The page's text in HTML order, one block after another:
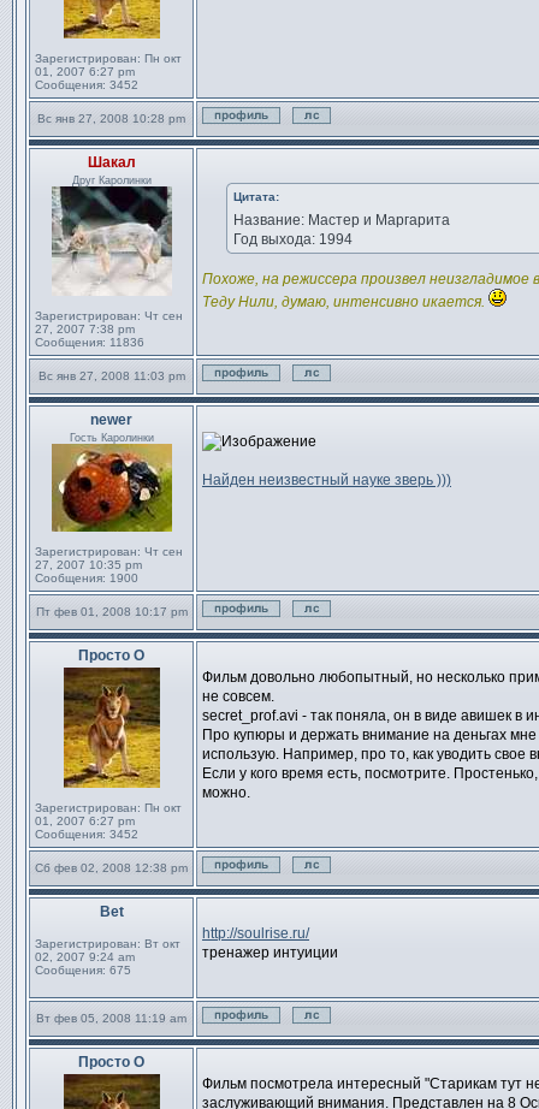
Зарегистрирован: Пн окт
01, 2007 6:27 pm
Сообщения: 3452
Вс янв 27, 2008 10:28 pm
Профиль
Отправить личное
Шакал
Друг Каролинки
Зарегистрирован: Чт сен
27, 2007 7:38 pm
Сообщения: 11836
Цитата:
Название: Мастер и Маргарита
Год выхода: 1994
Похоже, на режиссера произвел неизгладимое
Теду Нили, думаю, интенсивно икается.
Вс янв 27, 2008 11:03 pm
Профиль
Отправить личное
newer
Гость Каролинки
Зарегистрирован: Чт сен
27, 2007 10:35 pm
Сообщения: 1900
Сообщение
Найден неизвестный науке зверь )))
Пт фев 01, 2008 10:17 pm
Профиль
Отправить личное
Просто О
Зарегистрирован: Пн окт
01, 2007 6:27 pm
Сообщения: 3452
Фильм довольно любопытный, но несколько
не совсем.
secret_prof.avi - так поняла, он в виде авишек в
Про купюры и держать внимание на деньгах
использую. Например, про то, как уводить свое
Если у кого время есть, посмотрите.
можно.
Сб фев 02, 2008 12:38 pm
Профиль
Отправить личное
Bet
Зарегистрирован: Вт окт
02, 2007 9:24 am
Сообщения: 675
Сообщение
http://soulrise.ru/
тренажер интуиции
Вт фев 05, 2008 11:19 am
Профиль
Отправить личное
Просто О
Фильм посмотрела интересный "Старикам тут
заслуживающий внимания. Представлен на 8